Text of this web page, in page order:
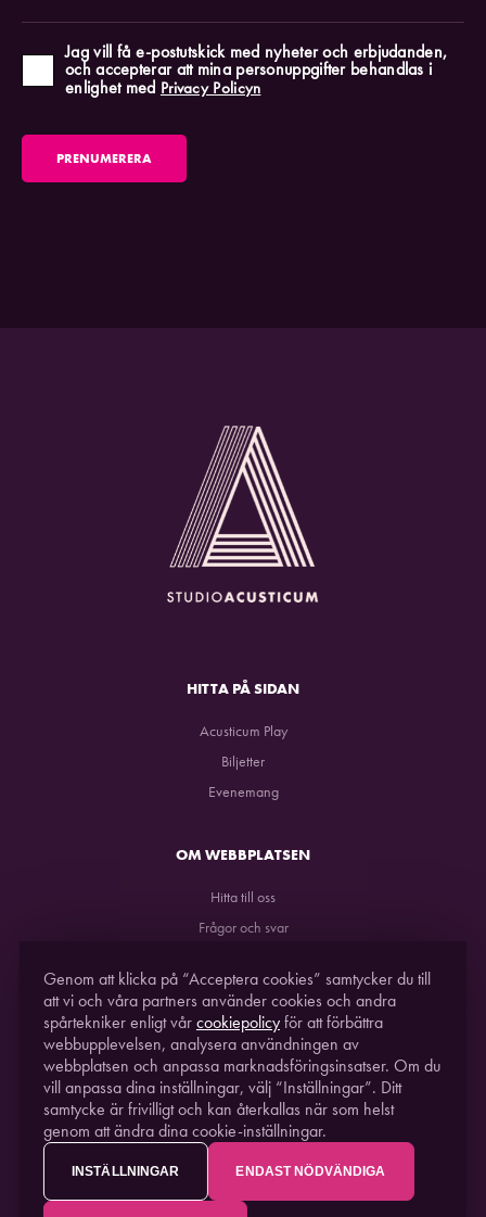
Jag vill få e-postutskick med nyheter och erbjudanden,
och accepterar att mina personuppgifter behandlas i
enlighet med Privacy Policyn
PRENUMERERA
HITTA PÅ SIDAN
Acusticum Play
Biljetter
Evenemang
OM WEBBPLATSEN
Hitta till oss
Frågor och svar
STUDIO ACUSTICUM
SCIENCE PARK
Genom att klicka på “Acceptera cookies” samtycker du till
att vi och våra partners använder cookies och andra
spårtekniker enligt vårcookiepolicyför att förbättra
webbupplevelsen, analysera användningen av
webbplatsen och anpassa marknadsföringsinsatser. Om du
vill anpassa dina inställningar, välj “Inställningar”. Ditt
samtycke är frivilligt och kan återkallas när som helst
genom att ändra dina cookie-inställningar.
INSTÄLLNINGAR ENDAST NÖDVÄNDIGA